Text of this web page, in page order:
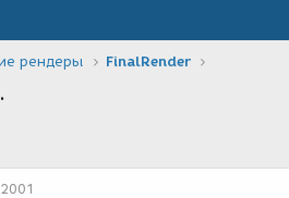
рендеры FinalRender